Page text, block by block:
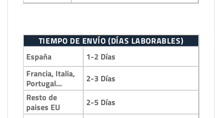
TIEMPO DE ENVÍO (DÍAS LABORABLES)
España
1-2 Días
Francia, Italia,
Portugal…
2-3 Días
Resto de
paises EU
2-5 Días